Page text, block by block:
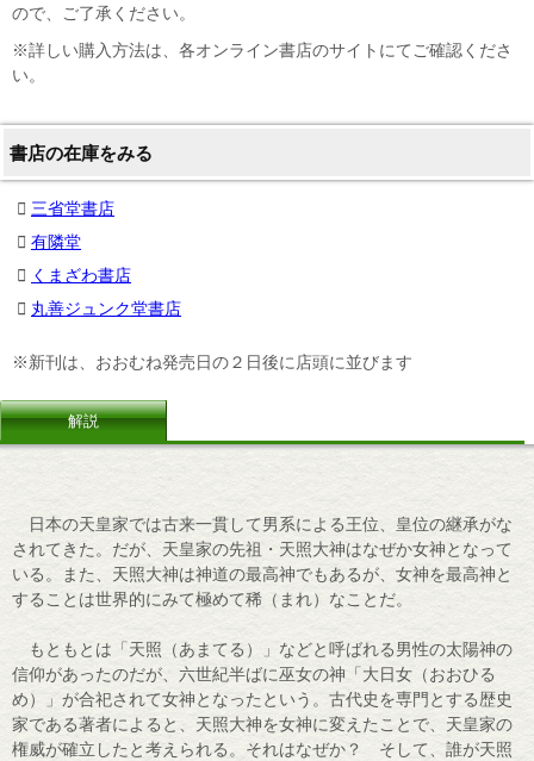
ので、ご了承ください。
※詳しい購入方法は、各オンライン書店のサイトにてご確認くださ
い。
書店の在庫をみる
三省堂書店
有隣堂
くまざわ書店
丸善ジュンク堂書店
※新刊は、おおむね発売日の２日後に店頭に並びます
解説
日本の天皇家では古来一貫して男系による王位、皇位の継承がな
されてきた。だが、天皇家の先祖・天照大神はなぜか女神となって
いる。また、天照大神は神道の最高神でもあるが、女神を最高神と
することは世界的にみて極めて稀（まれ）なことだ。
もともとは「天照（あまてる）」などと呼ばれる男性の太陽神の
信仰があったのだが、六世紀半ばに巫女の神「大日女（おおひる
め）」が合祀されて女神となったという。古代史を専門とする歴史
家である著者によると、天照大神を女神に変えたことで、天皇家の
権威が確立したと考えられる。それはなぜか？ そして、誰が天照